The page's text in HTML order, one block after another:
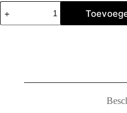
Frans
Lanting:
Bay